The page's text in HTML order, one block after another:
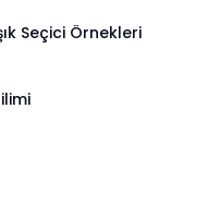
Seçici Örnekleri